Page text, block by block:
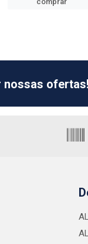
nossas ofertas!